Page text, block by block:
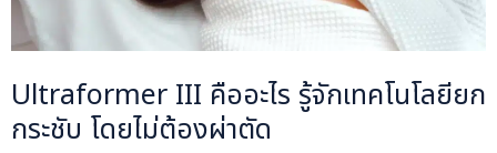
Ultraformer III คืออะไร รู้จักเทคโนโลยียก
กระชับ โดยไม่ต้องผ่าตัด